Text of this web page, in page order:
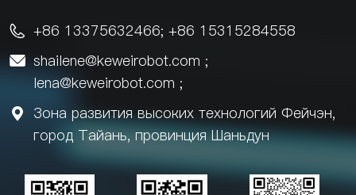
 +86 13375632466; +86 15315284558
 shailene@keweirobot.com ;
lena@keweirobot.com ;

Зона развития высоких технологий Фейчэн,
город Тайань, провинция Шаньдун